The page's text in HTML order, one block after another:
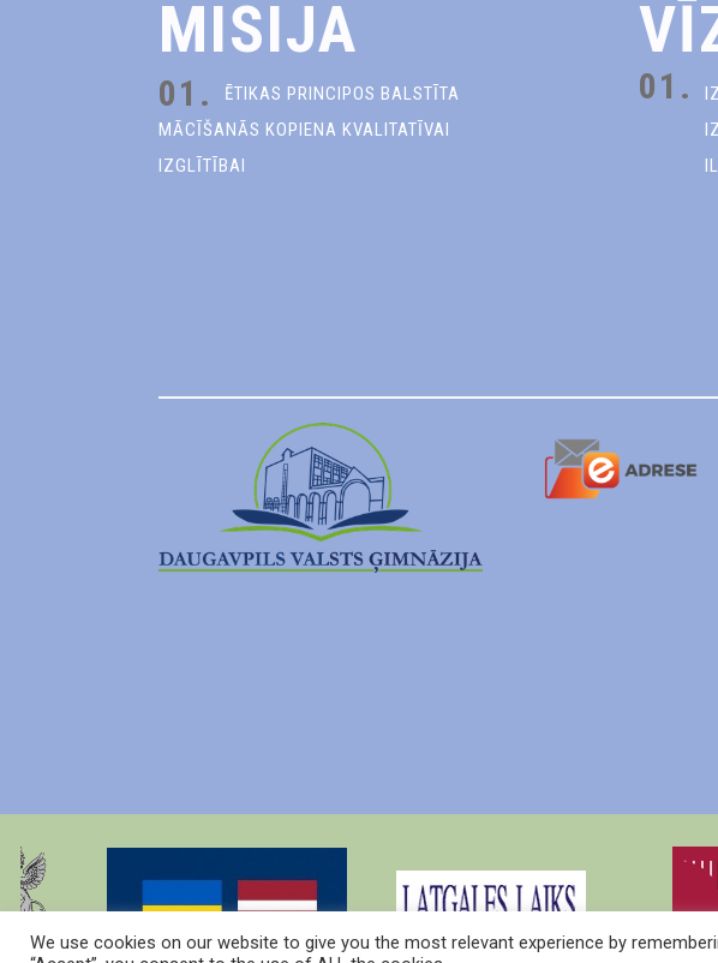
MISIJA
01.
ĒTIKAS PRINCIPOS BALSTĪTA
MĀCĪŠANĀS KOPIENA KVALITATĪVAI
IZGLĪTĪBAI
01.
We use cookies on our website to give you the most relevant experience by